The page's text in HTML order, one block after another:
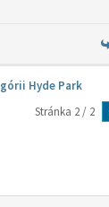
Hyde Park
Stránka 2 / 2